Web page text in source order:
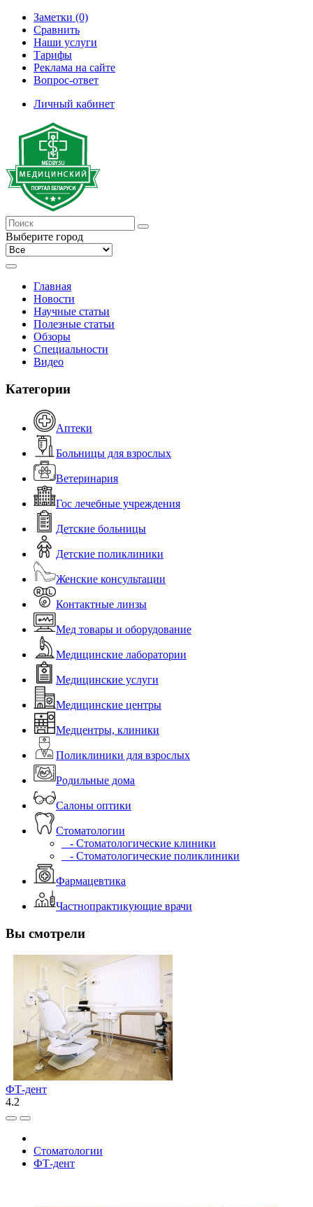
Заметки (0)
Сравнить
Наши услуги
Тарифы
Реклама на сайте
Вопрос-ответ
Личный кабинет
Выберите город
Главная
Новости
Научные статьи
Полезные статьи
Обзоры
Специальности
Видео
Категории
Аптеки
Больницы для взрослых
Ветеринария
Гос лечебные учреждения
Детские больницы
Детские поликлиники
Женские консультации
Контактные линзы
Мед товары и оборудование
Медицинские лаборатории
Медицинские услуги
Медицинские центры
Медцентры, клиники
Поликлиники для взрослых
Родильные дома
Салоны оптики
Стоматологии
- Стоматологические клиники
- Стоматологические поликлиники
Фармацевтика
Частнопрактикующие врачи
Вы смотрели
ФТ-дент
4.2
Стоматологии
ФТ-дент